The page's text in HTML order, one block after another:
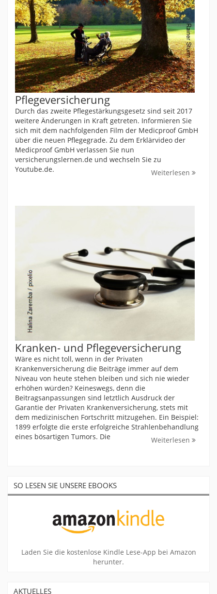
Pflegeversicherung
Durch das zweite Pflegestärkungsgesetz sind seit 2017
weitere Änderungen in Kraft getreten. Informieren Sie
sich mit dem nachfolgenden Film der Medicproof GmbH
über die neuen Pflegegrade. Zu dem Erklärvideo der
Medicproof GmbH verlassen Sie nun
versicherungslernen.de und wechseln Sie zu
Youtube.de.
Weiterlesen
Kranken- und Pflegeversicherung
Wäre es nicht toll, wenn in der Privaten
Krankenversicherung die Beiträge immer auf dem
Niveau von heute stehen bleiben und sich nie wieder
erhöhen würden? Keineswegs, denn die
Beitragsanpassungen sind letztlich Ausdruck der
Garantie der Privaten Krankenversicherung, stets mit
dem medizinischen Fortschritt mitzugehen. Ein Beispiel:
1899 erfolgte die erste erfolgreiche Strahlenbehandlung
eines bösartigen Tumors. Die
Weiterlesen
SO LESEN SIE UNSERE EBOOKS
Laden Sie die kostenlose Kindle Lese-App bei Amazon
herunter.
AKTUELLES